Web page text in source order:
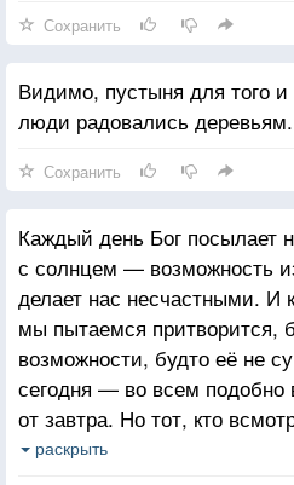
Сохранить
Видимо, пустыня для того
люди радовались деревьям.
Сохранить
Каждый день Бог посылает
с солнцем — возможность
делает нас несчастными. И
мы пытаемся притворится,
возможности, будто её не
сегодня — во всем подобно
от завтра. Но тот, кто
повнимательнее найдет
раскрыть